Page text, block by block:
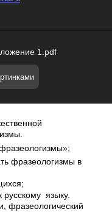
1.pdf
фразеологизмы в
русскому языку.
фразеологический